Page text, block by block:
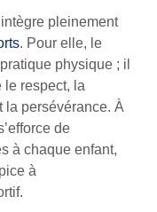
pleinement
. Pour elle, le
physique ; il
le respect, la
la persévérance. À
de
à chaque enfant,
à